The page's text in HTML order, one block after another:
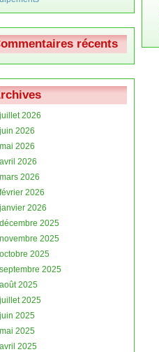
récents
juillet 2026
juin 2026
mai 2026
avril 2026
mars 2026
février 2026
janvier 2026
décembre 2025
novembre 2025
octobre 2025
septembre 2025
août 2025
juillet 2025
juin 2025
mai 2025
avril 2025